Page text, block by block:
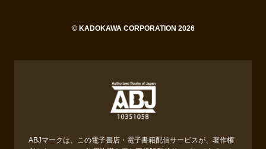
© KADOKAWA CORPORATION 2026
ABJマークは、この電子書店・電子書籍配信サービスが、著作権